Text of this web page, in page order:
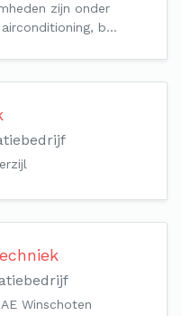
zijn onder
b…
Winschoten